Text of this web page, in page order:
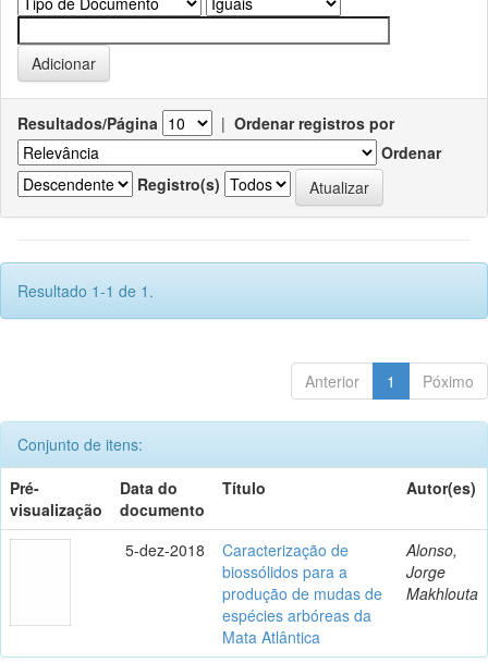
Resultados/Página | Ordenar registros por
Ordenar
Registro(s)
Resultado 1-1 de 1.
Anterior 1 Póximo
Conjunto de itens:
Pré-
visualização
Data do
documento
Título Autor(es)
5-dez-2018
Caracterização de
biossólidos para a
produção de mudas de
espécies arbóreas da
Mata Atlântica
Alonso,
Jorge
Makhlouta